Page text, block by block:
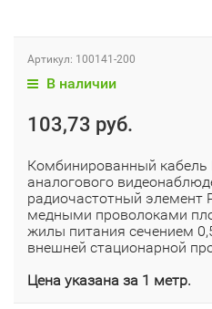
Артикул: 100141-200
В наличии
103,73 руб.
Комбинированный
аналогового
радиочастотный элемент
медными проволоками
жилы питания сечением
внешней стационарной
Цена указана за 1 метр.